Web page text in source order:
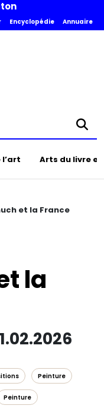
Encyclopédie Annuaire
Arts du livre
et la France
la
Peinture
Peinture